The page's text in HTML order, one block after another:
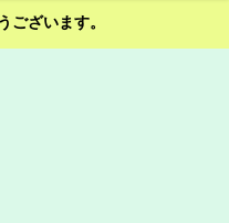
ございます。